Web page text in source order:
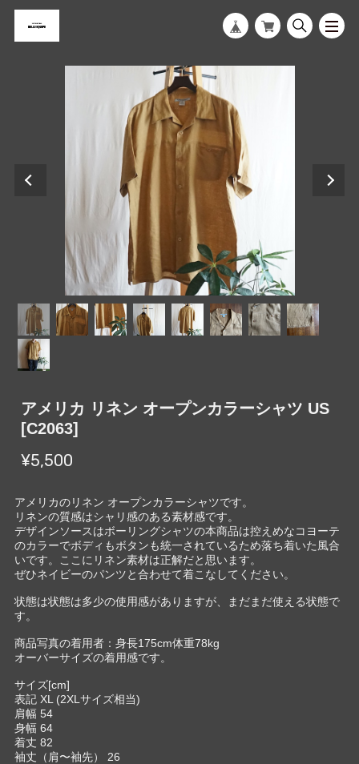
アメリカ リネン オープンカラーシャツ US
[C2063]
¥5,500
アメリカのリネン オープンカラーシャツです。
リネンの質感はシャリ感のある素材感です。
デザインソースはボーリングシャツの本商品は控えめなコヨーテ
のカラーでボディもボタンも統一されているため落ち着いた風合
いです。ここにリネン素材は正解だと思います。
ぜひネイビーのパンツと合わせて着こなしてください。
状態は状態は多少の使用感がありますが、まだまだ使える状態で
す。
商品写真の着用者：身長175cm体重78kg
オーバーサイズの着用感です。
サイズ[cm]
表記 XL (2XLサイズ相当)
肩幅 54
身幅 64
着丈 82
袖丈（肩〜袖先） 26